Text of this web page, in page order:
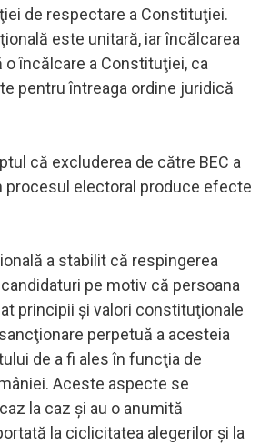
de respectare a Constituţiei.
este unitară, iar încălcarea
încălcare a Constituţiei, ca
pentru întreaga ordine juridică
că excluderea de către BEC a
procesul electoral produce efecte
a stabilit că respingerea
pe motiv că persoana
principii şi valori constituţionale
perpetuă a acesteia
de a fi ales în funcţia de
Aceste aspecte se
la caz şi au o anumită
la ciclicitatea alegerilor şi la